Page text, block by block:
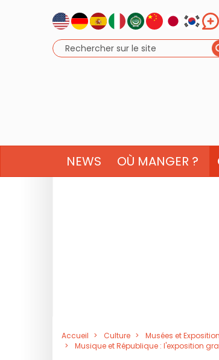
NEWS OÙ MANGER ?
Accueil Culture
Musées et
Musique et République : l'exposition